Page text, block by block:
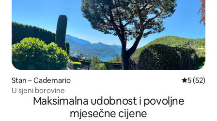
Stan – Cademario Prosječna
5 (52)
U sjeni borovine
Maksimalna udobnost i povoljne
mjesečne cijene